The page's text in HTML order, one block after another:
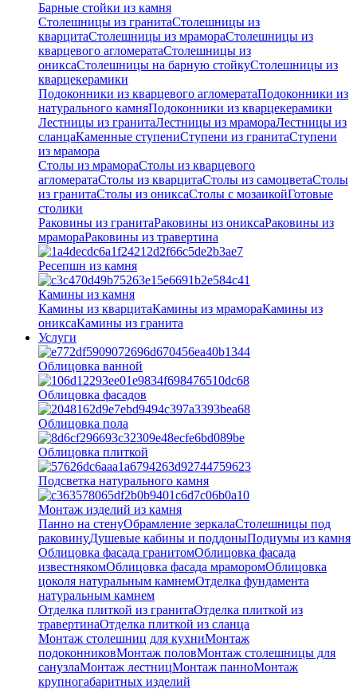
Барные стойки из камня
Столешницы из гранитаСтолешницы из
кварцитаСтолешницы из мрамораСтолешницы из
кварцевого агломератаCтолешницы из
ониксаСтолешницы на барную стойкуСтолешницы из
кварцекерамики
Подоконники из кварцевого агломератаПодоконники из
натурального камняПодоконники из кварцекерамики
Лестницы из гранитаЛестницы из мрамораЛестницы из
сланцаКаменные ступениСтупени из гранитаСтупени
из мрамора
Столы из мрамораСтолы из кварцевого
агломератаСтолы из кварцитаСтолы из самоцветаСтолы
из гранитаСтолы из ониксаСтолы с мозаикойГотовые
столики
Раковины из гранитаРаковины из ониксаРаковины из
мрамораРаковины из травертина
Ресепшн из камня
Камины из камня
Камины из кварцитаКамины из мрамораКамины из
ониксаКамины из гранита
Услуги
Облицовка ванной
Облицовка фасадов
Облицовка пола
Облицовка плиткой
Подсветка натурального камня
Монтаж изделий из камня
Панно на стенуОбрамление зеркалаСтолешницы под
раковинуДушевые кабины и поддоныПодиумы из камня
Облицовка фасада гранитомОблицовка фасада
известнякомОблицовка фасада мраморомОблицовка
цоколя натуральным камнемОтделка фундамента
натуральным камнем
Отделка плиткой из гранитаОтделка плиткой из
травертинаОтделка плиткой из сланца
Монтаж столешниц для кухниМонтаж
подоконниковМонтаж половМонтаж столешницы для
санузлаМонтаж лестницМонтаж панноМонтаж
крупногабаритных изделий